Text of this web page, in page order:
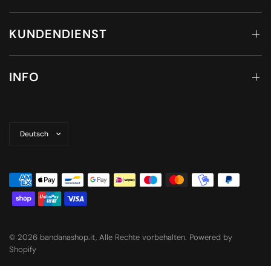
KUNDENDIENST
INFO
aktualisieren
© 2026 bandanashop.it, Alle Rechte vorbehalten. Powered by
Shopify